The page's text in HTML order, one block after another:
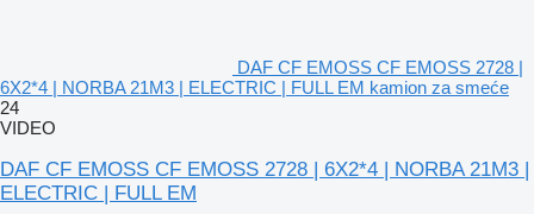
DAF CF EMOSS CF EMOSS 2728 |
6X2*4 | NORBA 21M3 | ELECTRIC | FULL EM kamion za smeće
24
VIDEO
DAF CF EMOSS CF EMOSS 2728 | 6X2*4 | NORBA 21M3 |
ELECTRIC | FULL EM